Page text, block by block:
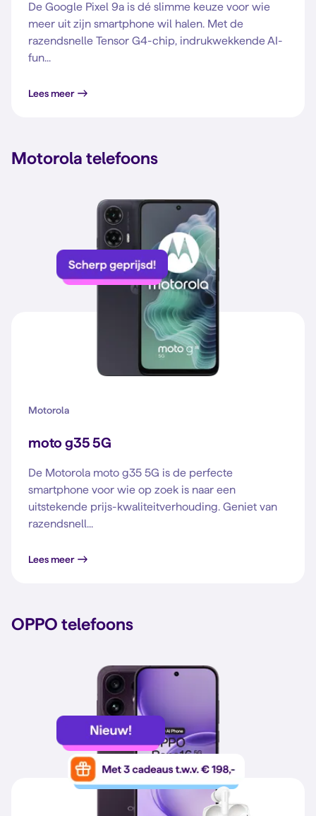
De Google Pixel 9a is dé slimme keuze voor wie
meer uit zijn smartphone wil halen. Met de
razendsnelle Tensor G4-chip, indrukwekkende AI-
fun...
Lees meer
Motorola telefoons
Motorola
moto g35 5G
De Motorola moto g35 5G is de perfecte
smartphone voor wie op zoek is naar een
uitstekende prijs-kwaliteitverhouding. Geniet van
razendsnell...
Lees meer
OPPO telefoons